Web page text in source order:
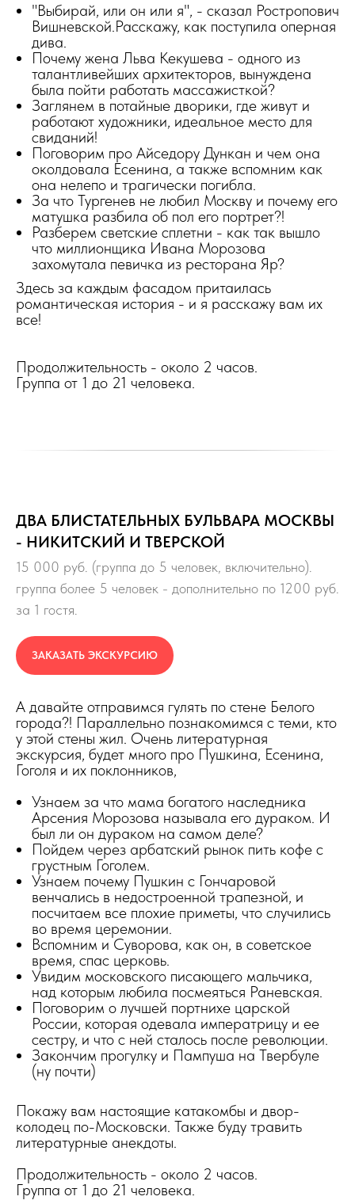
"Выбирай, или он или я", - сказал Ростропович
Вишневской.Расскажу, как поступила оперная
дива.
Почему жена Льва Кекушева - одного из
талантливейших архитекторов, вынуждена
была пойти работать массажисткой?
Заглянем в потайные дворики, где живут и
работают художники, идеальное место для
свиданий!
Поговорим про Айседору Дункан и чем она
околдовала Есенина, а также вспомним как
она нелепо и трагически погибла.
За что Тургенев не любил Москву и почему его
матушка разбила об пол его портрет?!
Разберем светские сплетни - как так вышло
что миллионщика Ивана Морозова
захомутала певичка из ресторана Яр?
Здесь за каждым фасадом притаилась
романтическая история - и я расскажу вам их
все!
Продолжительность - около 2 часов.
Группа от 1 до 21 человека.
ДВА БЛИСТАТЕЛЬНЫХ БУЛЬВАРА МОСКВЫ
- НИКИТСКИЙ И ТВЕРСКОЙ
15 000 руб. (группа до 5 человек, включительно).
группа более 5 человек - дополнительно по 1200 руб.
за 1 гостя.
ЗАКАЗАТЬ ЭКСКУРСИЮ
А давайте отправимся гулять по стене Белого
города?! Параллельно познакомимся с теми, кто
у этой стены жил. Очень литературная
экскурсия, будет много про Пушкина, Есенина,
Гоголя и их поклонников,
Узнаем за что мама богатого наследника
Арсения Морозова называла его дураком. И
был ли он дураком на самом деле?
Пойдем через арбатский рынок пить кофе с
грустным Гоголем.
Узнаем почему Пушкин с Гончаровой
венчались в недостроенной трапезной, и
посчитаем все плохие приметы, что случились
во время церемонии.
Вспомним и Суворова, как он, в советское
время, спас церковь.
Увидим московского писающего мальчика,
над которым любила посмеяться Раневская.
Поговорим о лучшей портнихе царской
России, которая одевала императрицу и ее
сестру, и что с ней сталось после революции.
Закончим прогулку и Пампуша на Твербуле
(ну почти)
Покажу вам настоящие катакомбы и двор-
колодец по-Московски. Также буду травить
литературные анекдоты.
Продолжительность - около 2 часов.
Группа от 1 до 21 человека.